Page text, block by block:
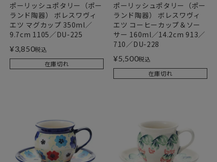
ポーリッシュポタリー（ポー
ランド陶器） ボレスワヴィ
エツ マグカップ 350ml／
9.7cm 1105／DU-225
¥3,850税込
在庫切れ
ポーリッシュポタリー（ポー
ランド陶器） ボレスワヴィ
エツ コーヒーカップ＆ソー
サー 160ml／14.2cm 913／
710／DU-228
¥5,500税込
在庫切れ